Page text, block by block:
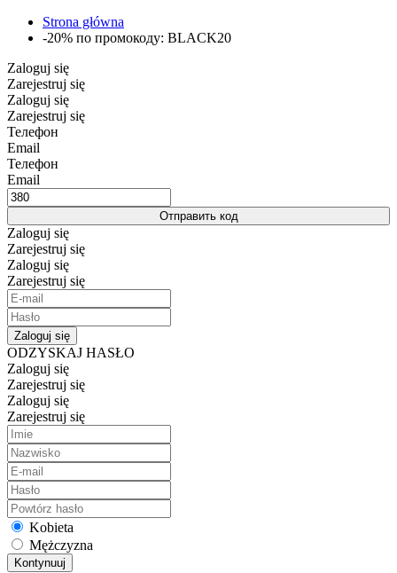
Strona główna
-20% по промокоду: BLACK20
Zaloguj się
Zarejestruj się
Zaloguj się
Zarejestruj się
Телефон
Email
Телефон
Email
Отправить код
Zaloguj się
Zarejestruj się
Zaloguj się
Zarejestruj się
Zaloguj się
ODZYSKAJ HASŁO
Zaloguj się
Zarejestruj się
Zaloguj się
Zarejestruj się
Kobieta
Mężczyzna
Kontynuuj